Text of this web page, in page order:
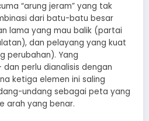
“arung jeram” yang tak
dari batu-batu besar
lama yang mau balik (partai
dan pelayang yang kuat
perubahan). Yang
perlu dianalisis dengan
ketiga elemen ini saling
undang sebagai peta yang
arah yang benar.